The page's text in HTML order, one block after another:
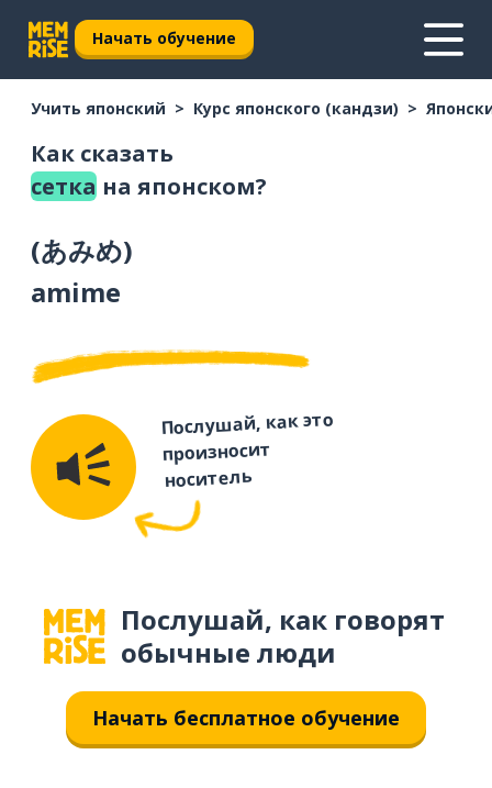
Начать обучение
Учить японский Курс японского (кандзи)
Как сказать
сетка на японском?
(あみめ)
amime
Послушай, как это
произносит
носитель
Послушай, как говорят
обычные люди
Начать бесплатное обучение